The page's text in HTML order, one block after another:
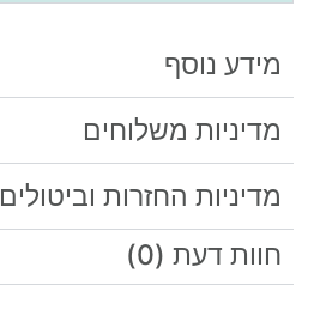
מידע נוסף
מדיניות משלוחים
מדיניות החזרות וביטולים
חוות דעת (0)